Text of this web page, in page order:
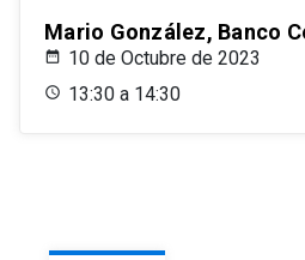
Mario González, Banco
10 de Octubre de 2023
13:30 a 14:30